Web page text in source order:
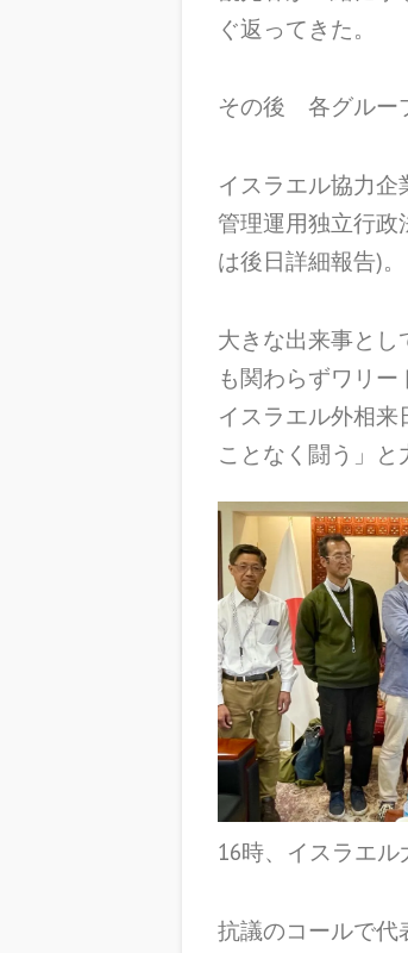
ぐ返ってきた。
その後 各グルー
イスラエル協力
管理運用独立行
は後日詳細報告)。
大きな出来事とし
も関わらずワリー
イスラエル外相
ことなく闘う」と
16時、イスラエル
抗議のコールで代